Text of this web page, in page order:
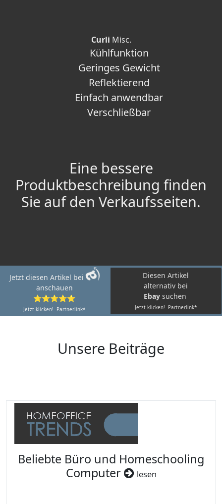
Curli Misc.
Kühlfunktion
Geringes Gewicht
Reflektierend
Einfach anwendbar
Verschließbar
Eine bessere
Produktbeschreibung finden
Sie auf den Verkaufsseiten.
Jetzt diesen Artikel bei
anschauen
⭐⭐⭐⭐⭐
Jetzt klicken!- Partnerlink*
Diesen Artikel
alternativ bei
Ebay suchen
Jetzt klicken!- Partnerlink*
Unsere Beiträge
Beliebte Büro und Homeschooling
Computer
lesen